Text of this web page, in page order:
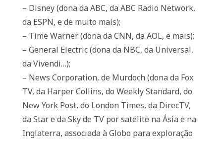
– Disney (dona da ABC, da ABC Radio Network,
da ESPN, e de muito mais);
– Time Warner (dona da CNN, da AOL, e mais);
– General Electric (dona da NBC, da Universal,
da Vivendi…);
– News Corporation, de Murdoch (dona da Fox
TV, da Harper Collins, do Weekly Standard, do
New York Post, do London Times, da DirecTV,
da Star e da Sky de TV por satélite na Ásia e na
Inglaterra, associada à Globo para exploração